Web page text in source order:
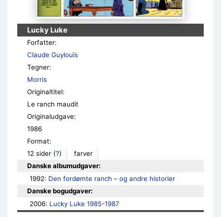
Lucky Luke
Forfatter:
Claude Guylouïs
Tegner:
Morris
Originaltitel:
Le ranch maudit
Originaludgave:
1986
Format:
12 sider (?)
farver
Danske albumudgaver:
1992: Den fordømte ranch – og andre historier
Danske bogudgaver:
2006: Lucky Luke 1985-1987